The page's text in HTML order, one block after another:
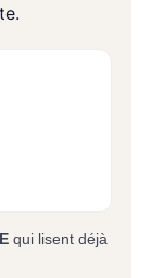
qui lisent déjà